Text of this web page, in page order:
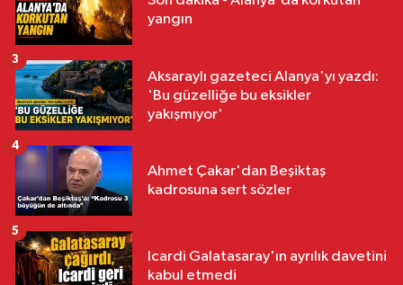
yangın
Aksaraylı gazeteci Alanya'yı yazdı:
'Bu güzelliğe bu eksikler
yakışmıyor'
3
Ahmet Çakar'dan Beşiktaş
kadrosuna sert sözler
4
Icardi Galatasaray'ın ayrılık davetini
kabul etmedi
5